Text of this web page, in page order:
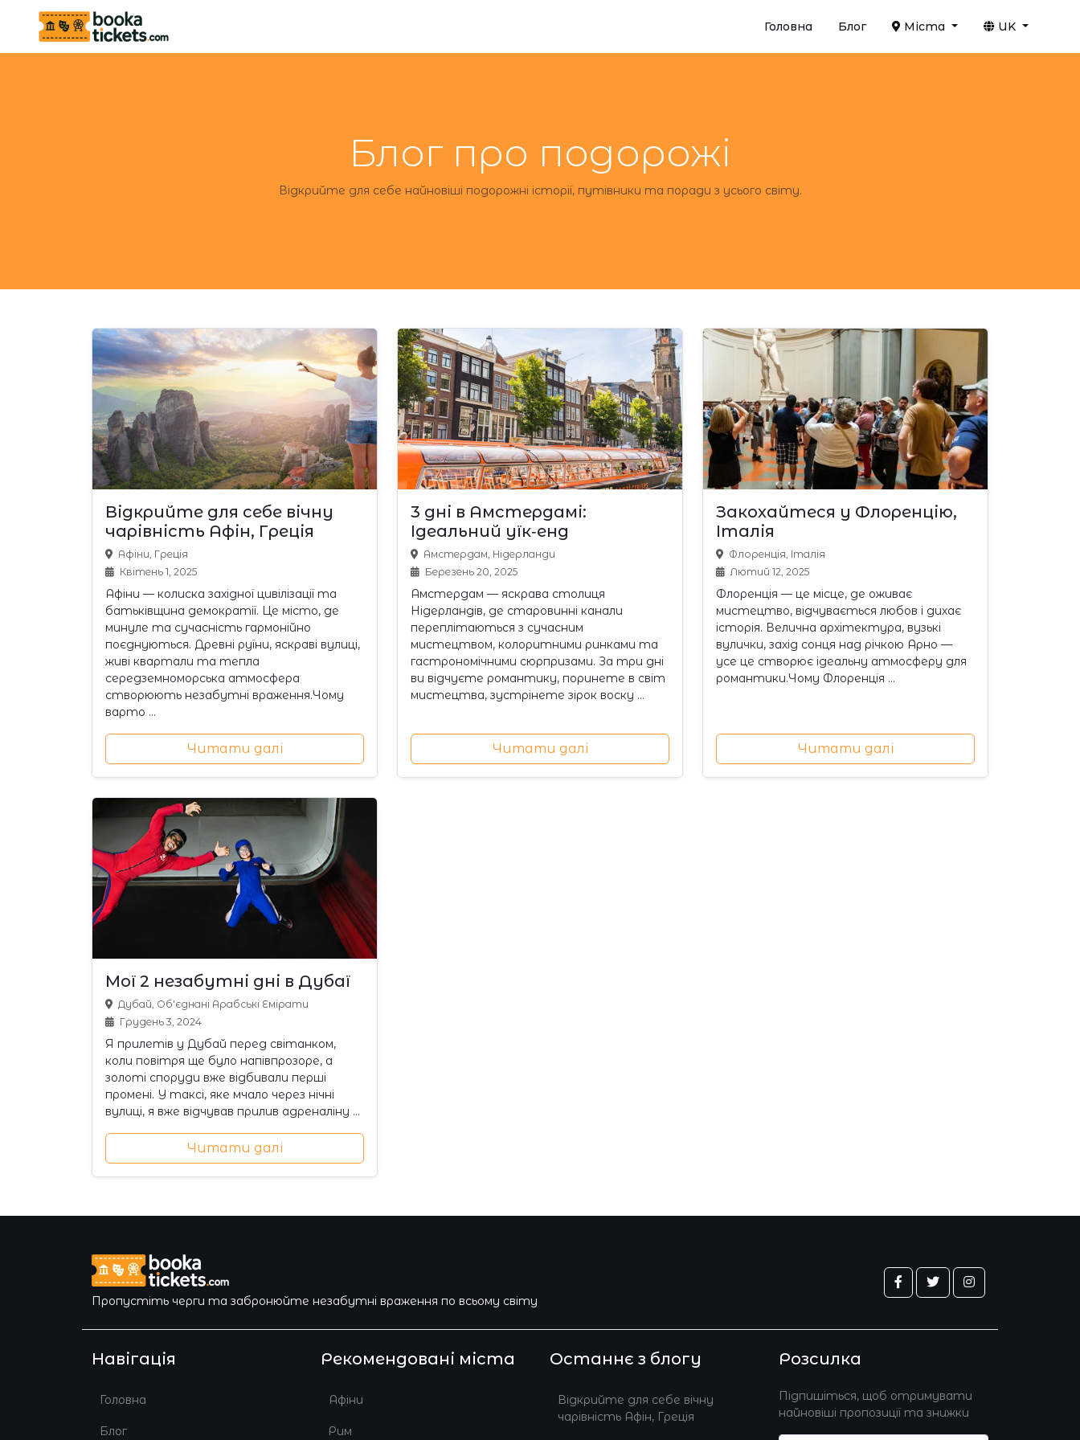
Головна Блог Міста UK
Блог про подорожі
Відкрийте для себе найновіші подорожні історії, путівники та поради з усього світу.
Відкрийте для себе вічну
чарівність Афін, Греція
Афіни, Греція
Квітень 1, 2025
Афіни — колиска західної цивілізації та
батьківщина демократії. Це місто, де
минуле та сучасність гармонійно
поєднуються. Древні руїни, яскраві вулиці,
живі квартали та тепла
середземноморська атмосфера
створюють незабутні враження.Чому
варто …
Читати далі
3 дні в Амстердамі:
Ідеальний уїк‑енд
Амстердам, Нідерланди
Березень 20, 2025
Амстердам — яскрава столиця
Нідерландів, де старовинні канали
переплітаються з сучасним
мистецтвом, колоритними ринками та
гастрономічними сюрпризами. За три дні
ви відчуєте романтику, поринете в світ
мистецтва, зустрінете зірок воску …
Читати далі
Закохайтеся у Флоренцію,
Італія
Флоренція, Італія
Лютий 12, 2025
Флоренція — це місце, де оживає
мистецтво, відчувається любов і дихає
історія. Велична архітектура, вузькі
вулички, захід сонця над річкою Арно —
усе це створює ідеальну атмосферу для
романтики.Чому Флоренція …
Читати далі
Мої 2 незабутні дні в Дубаї
Дубай, Об'єднані Арабські Емірати
Грудень 3, 2024
Я прилетів у Дубай перед світанком,
коли повітря ще було напівпрозоре, а
золоті споруди вже відбивали перші
промені. У таксі, яке мчало через нічні
вулиці, я вже відчував прилив адреналіну …
Читати далі
Пропустіть черги та забронюйте незабутні враження по всьому світу
Навігація
Головна
Блог
Рекомендовані міста
Афіни
Рим
Останнє з блогу
Відкрийте для себе вічну
чарівність Афін, Греція
Розсилка
Підпишіться, щоб отримувати
найновіші пропозиції та знижки